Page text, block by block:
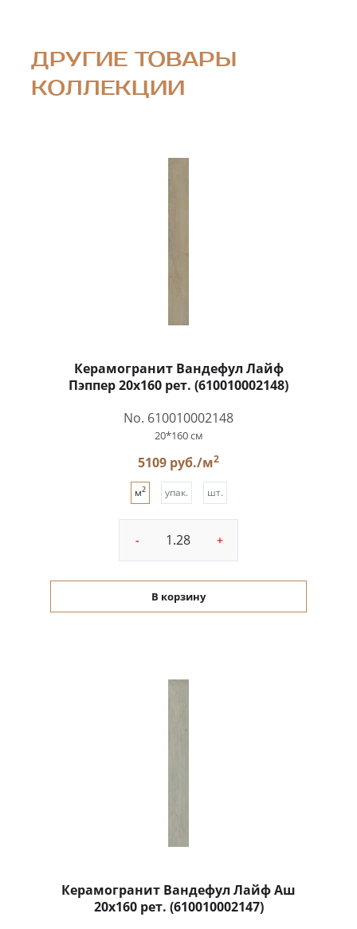
ДРУГИЕ ТОВАРЫ
КОЛЛЕКЦИИ
Керамогранит Вандефул Лайф
Пэппер 20x160 рет. (610010002148)
No. 610010002148
20*160 см
5109 руб./м2
м2 упак. шт.
- +
В корзину
Керамогранит Вандефул Лайф Аш
20x160 рет. (610010002147)